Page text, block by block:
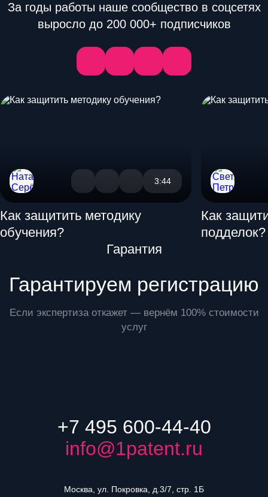
За годы работы наше сообщество в соцсетях
выросло до 200 000+ подписчиков
3:44
Как защитить методику
обучения?
Как
подделок?
Гарантия
Гарантируем регистрацию
Если экспертиза откажет — вернём 100% стоимости
услуг
+7 495 600-44-40
info@1patent.ru
Москва, ул. Покровка, д.3/7, стр. 1Б